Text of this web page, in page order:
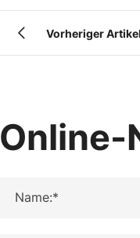
Vorheriger
Mehlwurm
Name:*